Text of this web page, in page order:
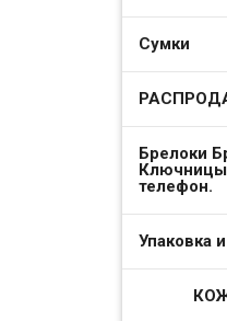
Сумки
Брелоки
телефон.
Упаковка